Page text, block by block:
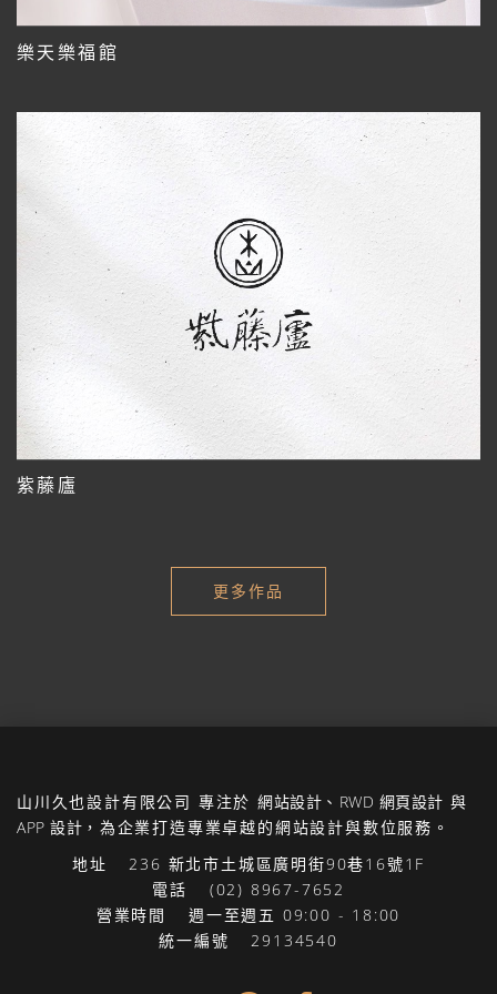
樂天樂福館
紫藤廬
更多作品
山川久也設計有限公司 專注於網站設計 、 RWD 網頁設計 與
APP 設計 ，為企業打造專業卓越的網站設計與數位服務。
地址
236 新北市土城區廣明街90巷16號1F
電話
(02) 8967-7652
營業時間
週一至週五 09:00 - 18:00
統一編號
29134540